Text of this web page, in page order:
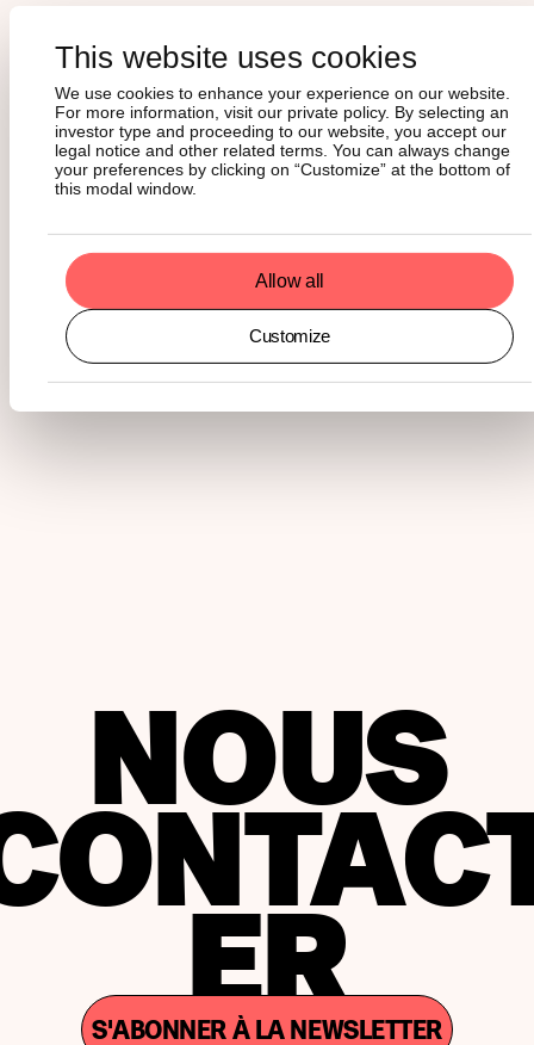
This website uses cookies
We use cookies to enhance your experience on our website.
For more information, visit our private policy. By selecting an
investor type and proceeding to our website, you accept our
legal notice and other related terms. You can always change
your preferences by clicking on “Customize” at the bottom of
this modal window.
Allow all
Customize
Panoroma de la Tokénisation
Sur ce dashboard, vous découvrirez l'état et
l'adoption de la tokénisation par classe d'actifs
View Dashboard
Tokénisation : Titres d'État
Sur ce dashboard, vous découvrirez la
NOUS
ER
S'ABONNER À LA NEWSLETTER